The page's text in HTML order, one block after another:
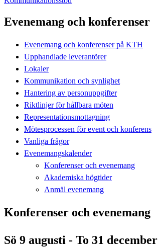
Evenemang och konferenser
Evenemang och konferenser på KTH
Upphandlade leverantörer
Lokaler
Kommunikation och synlighet
Hantering av personuppgifter
Riktlinjer för hållbara möten
Representationsmottagning
Mötesprocessen för event och konferens
Vanliga frågor
Evenemangskalender
Konferenser och evenemang
Akademiska högtider
Anmäl evenemang
Konferenser och evenemang
Sö 9 augusti - To 31 december